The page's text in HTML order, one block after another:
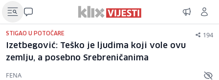
STIGAO U POTOČARE 194
Izetbegović: Teško je ljudima koji vole ovu
zemlju, a posebno Srebreničanima
FENA